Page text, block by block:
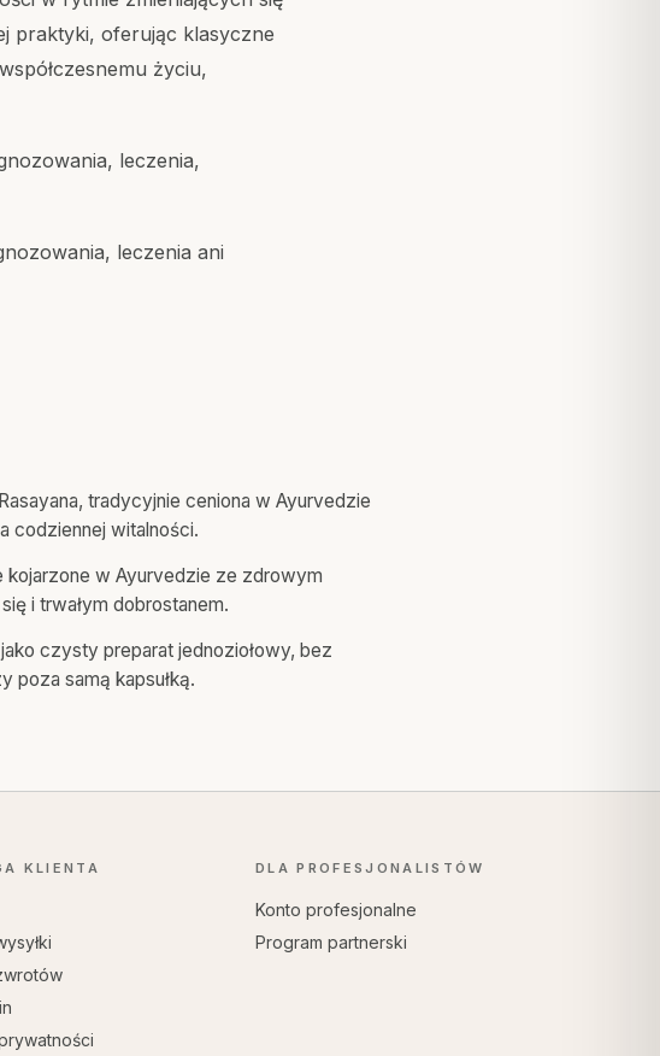
praktyki, oferując klasyczne
życiu,
leczenia,
leczenia ani
tradycyjnie ceniona w Ayurvedzie
codziennej witalności.
kojarzone w Ayurvedzie ze zdrowym
i trwałym dobrostanem.
czysty preparat jednoziołowy, bez
poza samą kapsułką.
KLIENTA DLA PROFESJONALISTÓW
Konto profesjonalne
Program partnerski